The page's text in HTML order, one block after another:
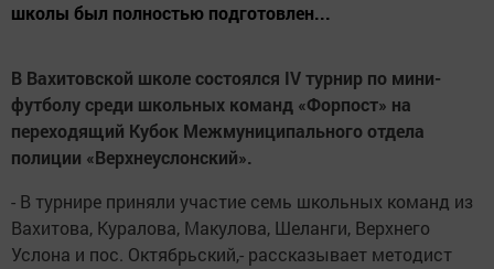
школы был полностью подготовлен...
В Вахитовской школе состоялся IV турнир по мини-
футболу среди школьных команд «Форпост» на
переходящий Кубок Межмуниципального отдела
полиции «Верхнеуслонский».
- В турнире приняли участие семь школьных команд из
Вахитова, Куралова, Макулова, Шеланги, Верхнего
Услона и пос. Октябрьский,- рассказывает методист